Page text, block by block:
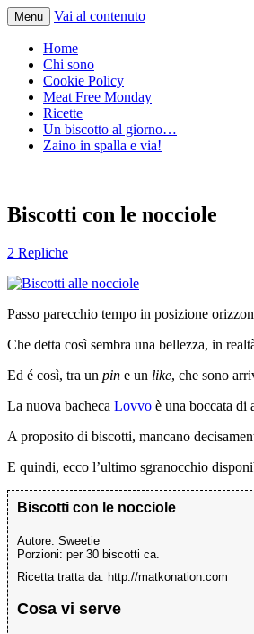
Menu Vai al contenuto
Home
Chi sono
Cookie Policy
Meat Free Monday
Ricette
Un biscotto al giorno…
Zaino in spalla e via!
Biscotti con le nocciole
2 Repliche
Passo parecchio tempo in posizione
Che detta così sembra una bellezza, in
Ed é così, tra un pin e un like, che sono
La nuova bacheca Lovvo è una boccata di
A proposito di biscotti, mancano
E quindi, ecco l’ultimo sgranocchio
Biscotti con le nocciole
Autore: Sweetie
Porzioni: per 30 biscotti ca.
Ricetta tratta da: http://matkonation.com
Cosa vi serve